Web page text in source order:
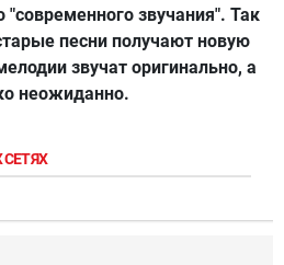
"современного звучания". Так
песни получают новую
звучат оригинально, а
неожиданно.